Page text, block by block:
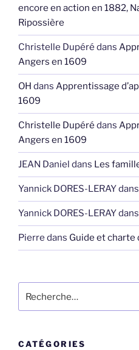
encore en action en 1882,
Ripossière
Christelle Dupéré dans
Angers en 1609
OH dans Apprentissage
1609
Christelle Dupéré dans
Angers en 1609
JEAN Daniel dans Les
Yannick DORES-LERAYdans
Yannick DORES-LERAYdans
Pierre dans Guide et charte
pour
CATÉGORIES